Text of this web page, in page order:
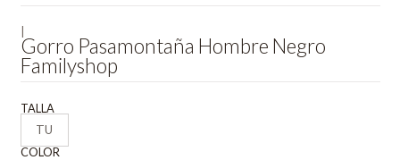
Gorro Pasamontaña Hombre Negro
Familyshop
TALLA
TU
COLOR